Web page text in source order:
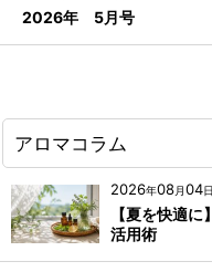
2026年 5月号
アロマコラム
2026年08月04日
【夏を快適
活用術